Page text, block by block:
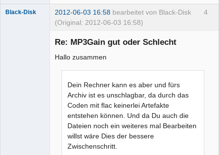
4
Black-Disk 2012-06-03 16:58 bearbeitet von Black-Disk
(Original: 2012-06-03 16:58)
Re: MP3Gain gut oder Schlecht
Hallo zusammen
Dein Rechner kann es aber und fürs
Archiv ist es unschlagbar, da durch das
Coden mit flac keinerlei Artefakte
entstehen können. Und da Du auch die
Dateien noch ein weiteres mal Bearbeiten
willst wäre Dies der bessere
Zwischenschritt.